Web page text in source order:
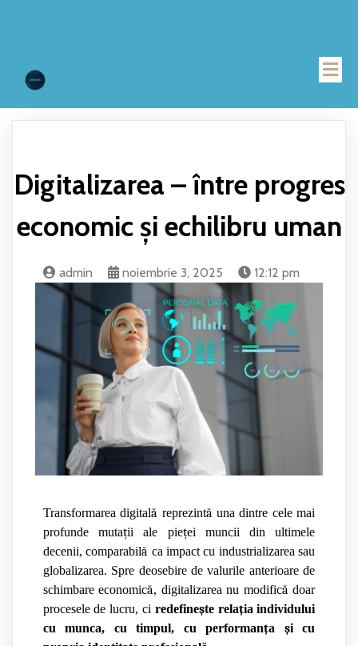
Digitalizarea – între progres
economic și echilibru uman
admin noiembrie 3, 2025 12:12 pm
Transformarea digitală reprezintă una dintre cele mai
profunde mutații ale pieței muncii din ultimele
decenii, comparabilă ca impact cu industrializarea sau
globalizarea. Spre deosebire de valurile anterioare de
schimbare economică, digitalizarea nu modifică doar
procesele de lucru, ci redefinește relația individului
cu munca, cu timpul, cu performanța și cu